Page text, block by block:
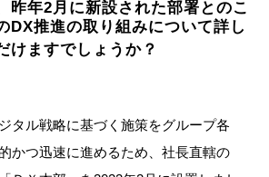
昨年2月に新設された部署とのこ
DX推進の取り組みについて詳し
けますでしょうか？
タル戦略に基づく施策をグループ各
かつ迅速に進めるため、社長直轄の